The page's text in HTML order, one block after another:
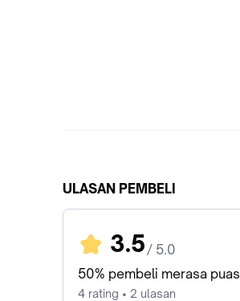
ULASAN PEMBELI
3.5 / 5.0
50% pembeli merasa puas
4 rating • 2 ulasan